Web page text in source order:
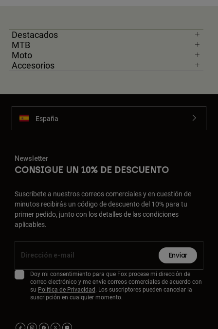
Destacados
MTB
Moto
Accesorios
España
Newsletter
CONSIGUE UN 10% DE DESCUENTO
Suscríbete a nuestros correos comerciales y en cuestión de
minutos recibirás un código de descuento del 10% para tu
primer pedido, junto con los detalles de las condiciones
aplicables.
Enviar
Doy mi consentimiento para que Fox procese mi dirección de
correo electrónico y me envíe correos comerciales de acuerdo con
su Política de Privacidad. Los suscriptores pueden cancelar la
suscripción en cualquier momento.